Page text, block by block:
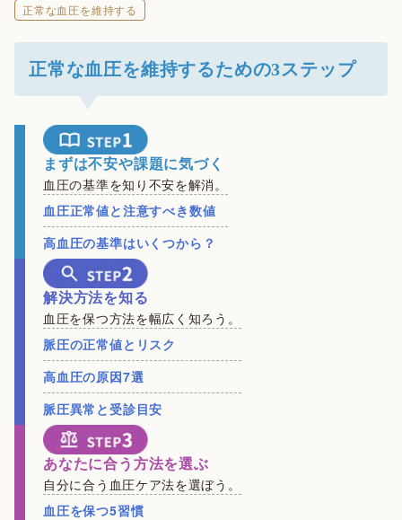
正常な血圧を維持する
正常な血圧を維持するための3ステップ
まずは不安や課題に気づく
血圧の基準を知り不安を解消。
血圧正常値と注意すべき数値
高血圧の基準はいくつから？
解決方法を知る
血圧を保つ方法を幅広く知ろう。
脈圧の正常値とリスク
高血圧の原因7選
脈圧異常と受診目安
あなたに合う方法を選ぶ
自分に合う血圧ケア法を選ぼう。
血圧を保つ5習慣